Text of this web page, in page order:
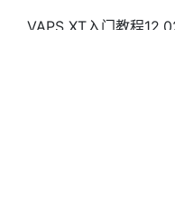
VAPS XT入门教程